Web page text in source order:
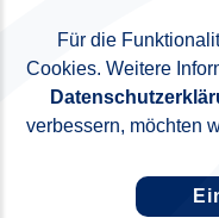
Für die
Cookies. Weitere
verbessern, möchten